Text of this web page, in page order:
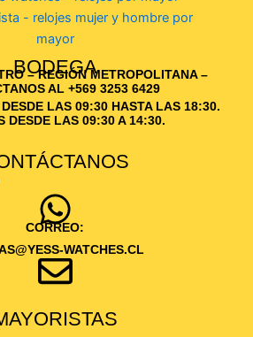
BODEGA
– REGIÓN METROPOLITANA –
AL +569 3253 6429
DESDE LAS 09:30 HASTA LAS 18:30.
DESDE LAS 09:30 A 14:30.
CORREO:
WATCHES.CL